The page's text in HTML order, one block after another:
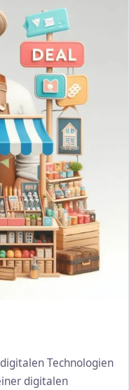
Technologien
digitalen